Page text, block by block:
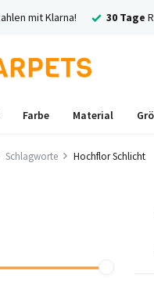
mit Klarna! 30 Tage
Farbe Material
Schlagworte Hochflor Schlicht